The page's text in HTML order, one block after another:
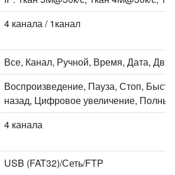
4 канала / 1канал
Все, Канал, Ручной, Время, Дата,
Воспроизведение, Пауза, Стоп,
назад, Цифровое увеличение,
4 канала
USB (FAT32)/Сеть/FTP